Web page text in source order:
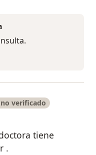
verificado
tiene
.